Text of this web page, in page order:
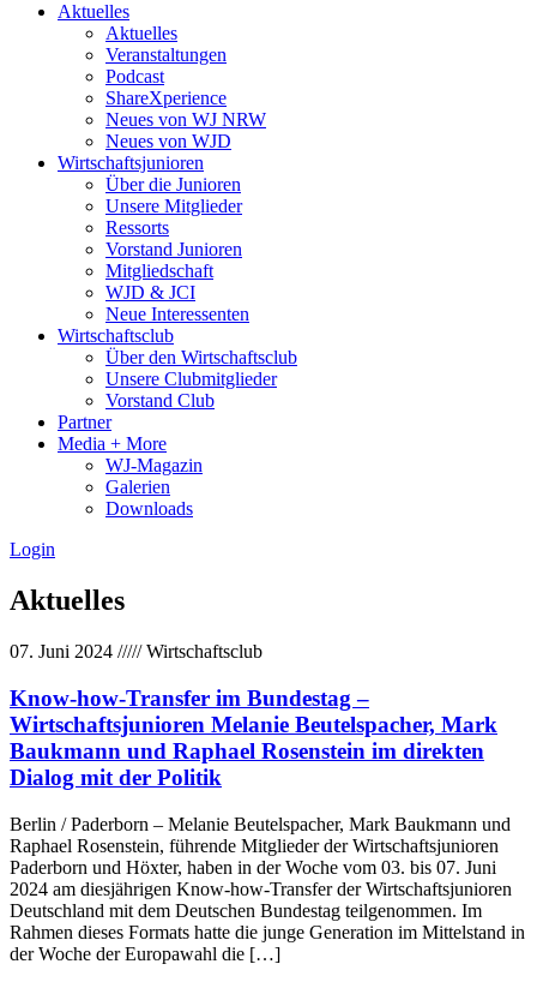
Aktuelles
Aktuelles
Veranstaltungen
Podcast
ShareXperience
Neues von WJ NRW
Neues von WJD
Wirtschaftsjunioren
Über die Junioren
Unsere Mitglieder
Ressorts
Vorstand Junioren
Mitgliedschaft
WJD & JCI
Neue Interessenten
Wirtschaftsclub
Über den Wirtschaftsclub
Unsere Clubmitglieder
Vorstand Club
Partner
Media + More
WJ-Magazin
Galerien
Downloads
Login
Aktuelles
07. Juni 2024 /////Wirtschaftsclub
Know-how-Transfer im Bundestag –
Wirtschaftsjunioren Melanie Beutelspacher, Mark
Baukmann und Raphael Rosenstein im direkten
Dialog mit der Politik
Berlin / Paderborn – Melanie Beutelspacher, Mark Baukmann und
Raphael Rosenstein, führende Mitglieder der Wirtschaftsjunioren
Paderborn und Höxter, haben in der Woche vom 03. bis 07. Juni
2024 am diesjährigen Know-how-Transfer der Wirtschaftsjunioren
Deutschland mit dem Deutschen Bundestag teilgenommen. Im
Rahmen dieses Formats hatte die junge Generation im Mittelstand in
der Woche der Europawahl die […]